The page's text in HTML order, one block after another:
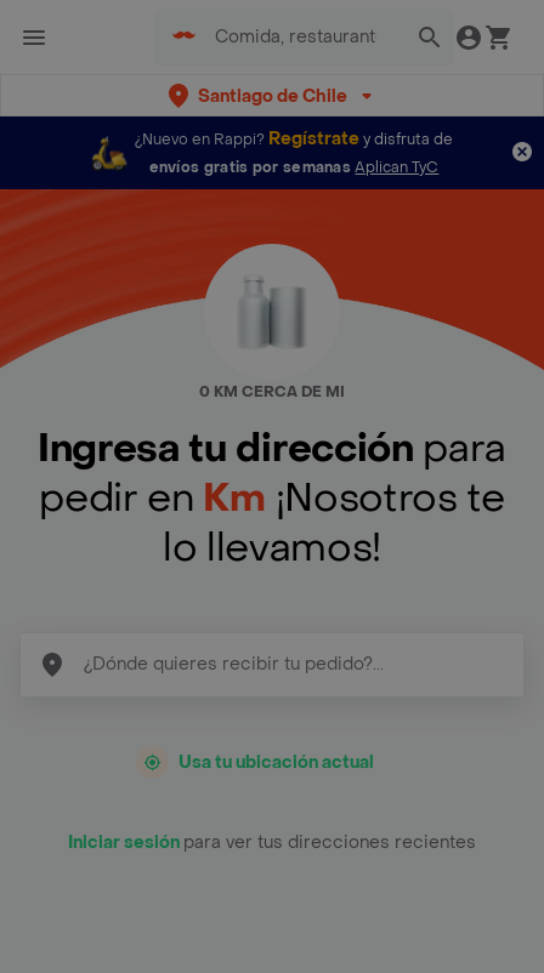
Santiago de Chile
¿Nuevo en Rappi? Regístratey disfruta de
envíos gratis por semanas Aplican TyC
0 KM CERCA DE MI
Ingresa tu dirección para
pedir en Km ¡Nosotros te
lo llevamos!
Usa tu ubicación actual
Iniciar sesión para ver tus direcciones recientes